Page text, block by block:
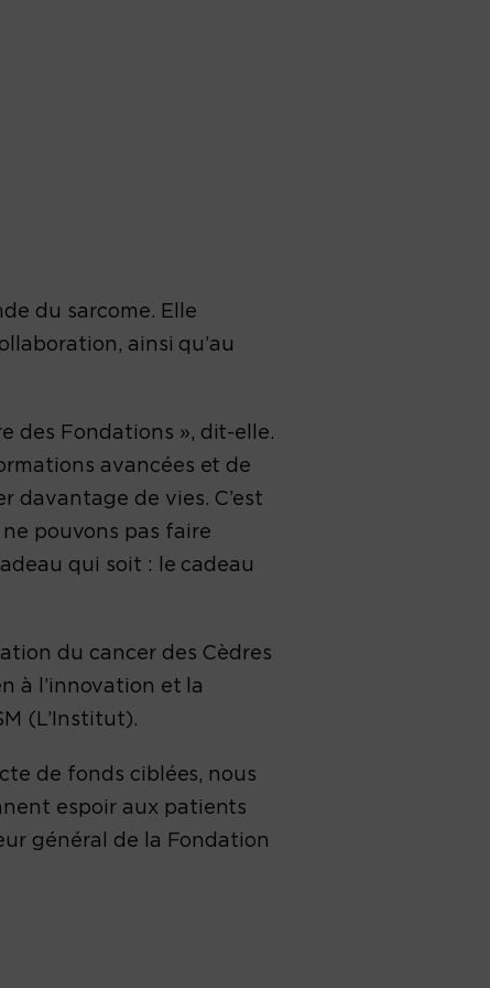
du sarcome. Elle
ainsi qu’au
des Fondations », dit-elle.
avancées et de
davantage de vies. C’est
pouvons pas faire
qui soit : le cadeau
du cancer des Cèdres
à l’innovation et la
(L’Institut).
de fonds ciblées, nous
espoir aux patients
général de la Fondation